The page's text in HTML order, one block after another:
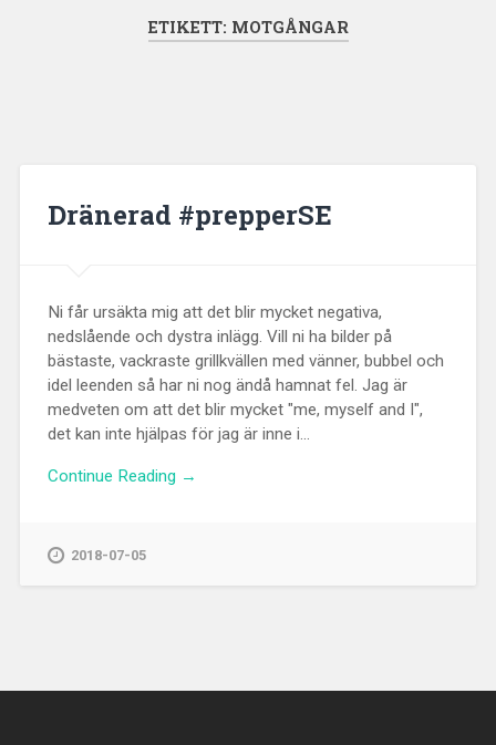
ETIKETT: MOTGÅNGAR
Dränerad #prepperSE
Ni får ursäkta mig att det blir mycket negativa,
nedslående och dystra inlägg. Vill ni ha bilder på
bästaste, vackraste grillkvällen med vänner, bubbel och
idel leenden så har ni nog ändå hamnat fel. Jag är
medveten om att det blir mycket "me, myself and I",
det kan inte hjälpas för jag är inne i...
Continue Reading →
2018-07-05